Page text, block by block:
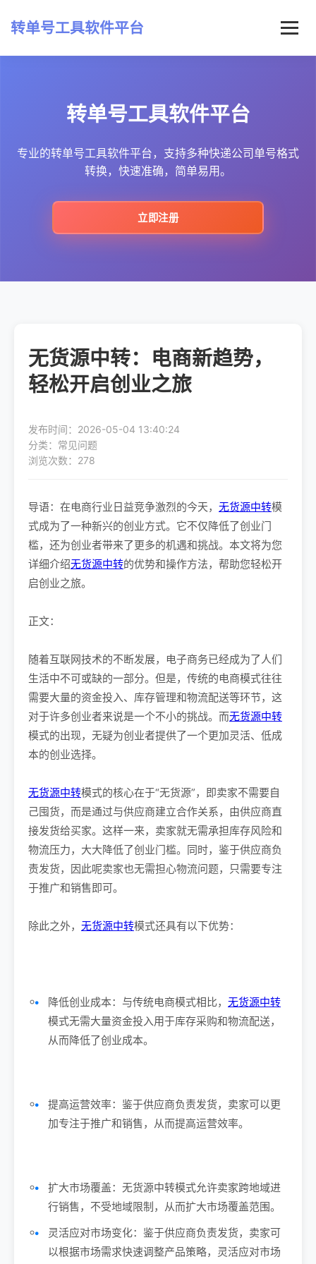
转单号工具软件平台
常见问题
最新资讯
转单号工具软件平台
专业的转单号工具软件平台，支持多种快递公司单号格式
转换，快速准确，简单易用。
立即注册
无货源中转：电商新趋势，
轻松开启创业之旅
发布时间：2026-05-04 13:40:24
分类：常见问题
浏览次数：278
导语：在电商行业日益竞争激烈的今天， 无货源中转模
式成为了一种新兴的创业方式。它不仅降低了创业门
槛，还为创业者带来了更多的机遇和挑战。本文将为您
详细介绍无货源中转的优势和操作方法，帮助您轻松开
启创业之旅。
正文：
随着互联网技术的不断发展，电子商务已经成为了人们
生活中不可或缺的一部分。但是，传统的电商模式往往
需要大量的资金投入、库存管理和物流配送等环节，这
对于许多创业者来说是一个不小的挑战。而无货源中转
模式的出现，无疑为创业者提供了一个更加灵活、低成
本的创业选择。
无货源中转模式的核心在于“无货源”，即卖家不需要自
己囤货，而是通过与供应商建立合作关系，由供应商直
接发货给买家。这样一来，卖家就无需承担库存风险和
物流压力，大大降低了创业门槛。同时，鉴于供应商负
责发货，因此呢卖家也无需担心物流问题，只需要专注
于推广和销售即可。
除此之外， 无货源中转模式还具有以下优势：
降低创业成本：与传统电商模式相比， 无货源中转
模式无需大量资金投入用于库存采购和物流配送，
从而降低了创业成本。
提高运营效率：鉴于供应商负责发货，卖家可以更
加专注于推广和销售，从而提高运营效率。
扩大市场覆盖：无货源中转模式允许卖家跨地域进
行销售，不受地域限制，从而扩大市场覆盖范围。
灵活应对市场变化：鉴于供应商负责发货，卖家可
以根据市场需求快速调整产品策略，灵活应对市场